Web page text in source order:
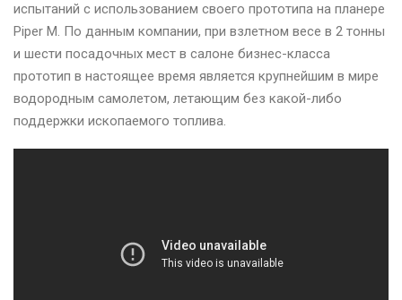
испытаний с использованием своего прототипа на планере
Piper M. По данным компании, при взлетном весе в 2 тонны
и шести посадочных мест в салоне бизнес-класса
прототип в настоящее время является крупнейшим в мире
водородным самолетом, летающим без какой-либо
поддержки ископаемого топлива.